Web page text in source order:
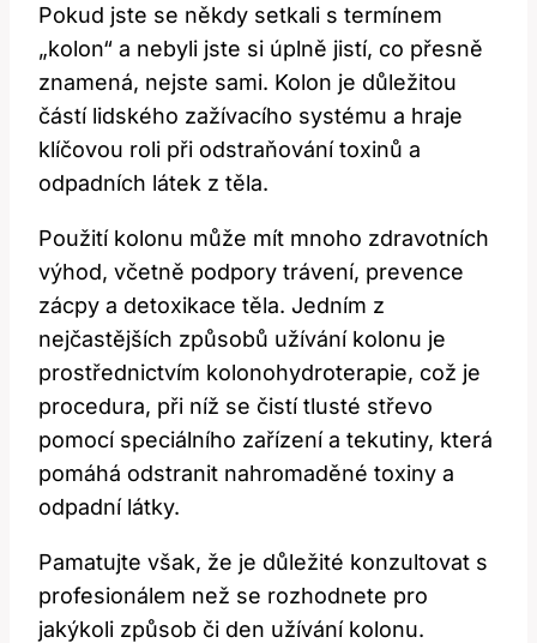
Pokud jste se někdy setkali s termínem
„kolon“ a nebyli jste si úplně jistí, co přesně
znamená, nejste sami. Kolon je důležitou
částí lidského zažívacího systému a hraje
klíčovou roli při odstraňování toxinů a
odpadních látek z těla.
Použití kolonu může mít mnoho zdravotních
výhod, včetně podpory trávení, prevence
zácpy a detoxikace těla. Jedním z
nejčastějších způsobů užívání kolonu je
prostřednictvím kolonohydroterapie, což je
procedura, při níž se čistí tlusté střevo
pomocí speciálního zařízení a tekutiny, která
pomáhá odstranit nahromaděné toxiny a
odpadní látky.
Pamatujte však, že je důležité konzultovat s
profesionálem než se rozhodnete pro
jakýkoli způsob či den užívání kolonu.